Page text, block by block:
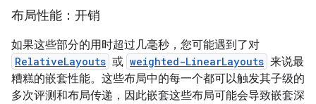
布局性能：开销
如果这些部分的用时超过几毫秒，您可能遇到了对
RelativeLayouts 或 weighted-LinearLayouts 来说最
糟糕的嵌套性能。这些布局中的每一个都可以触发其子级的
多次评测和布局传递，因此嵌套这些布局可能会导致嵌套深